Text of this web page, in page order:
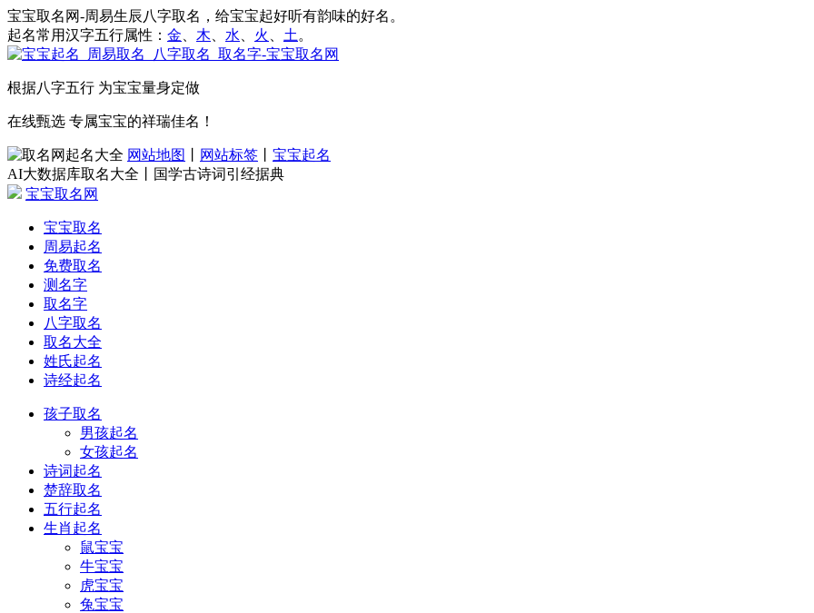
宝宝取名网-周易生辰八字取名，给宝宝起好听有韵味的好名。
起名常用汉字五行属性： 金 木 水 火 土 。
根据八字五行 为宝宝量身定做
在线甄选 专属宝宝的祥瑞佳名！
网站地图 网站标签
宝宝起名
AI大数据库取名大全丨国学古诗词引经据典
宝宝取名网
宝宝取名
周易起名
免费取名
测名字
取名字
八字取名
取名大全
姓氏起名
诗经起名
孩子取名
男孩起名
女孩起名
诗词起名
楚辞取名
五行起名
生肖起名
鼠宝宝
牛宝宝
虎宝宝
兔宝宝